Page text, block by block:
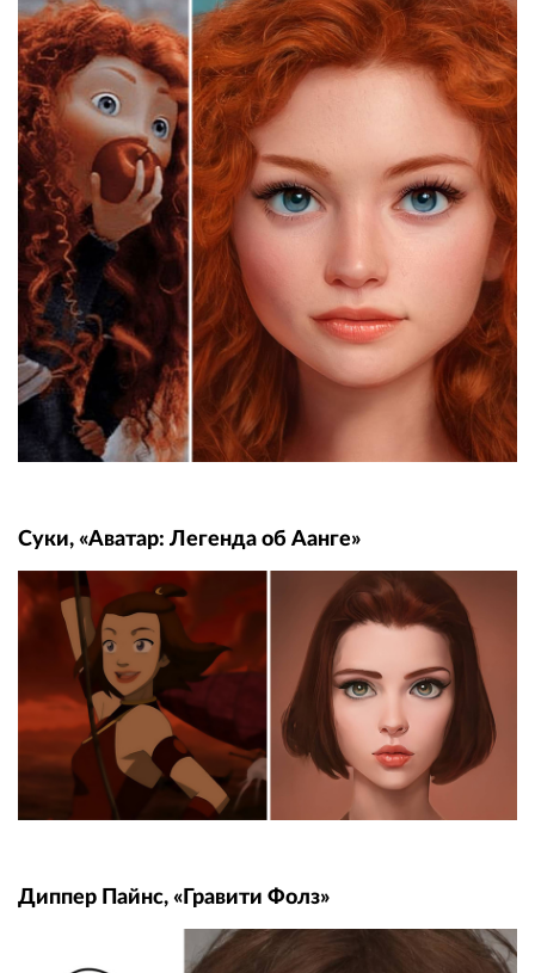
Суки, «Аватар: Легенда об Аанге»
Диппер Пайнс, «Гравити Фолз»